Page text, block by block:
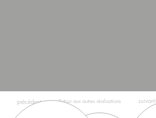
Retour aux autres réalisations suivant
précédent